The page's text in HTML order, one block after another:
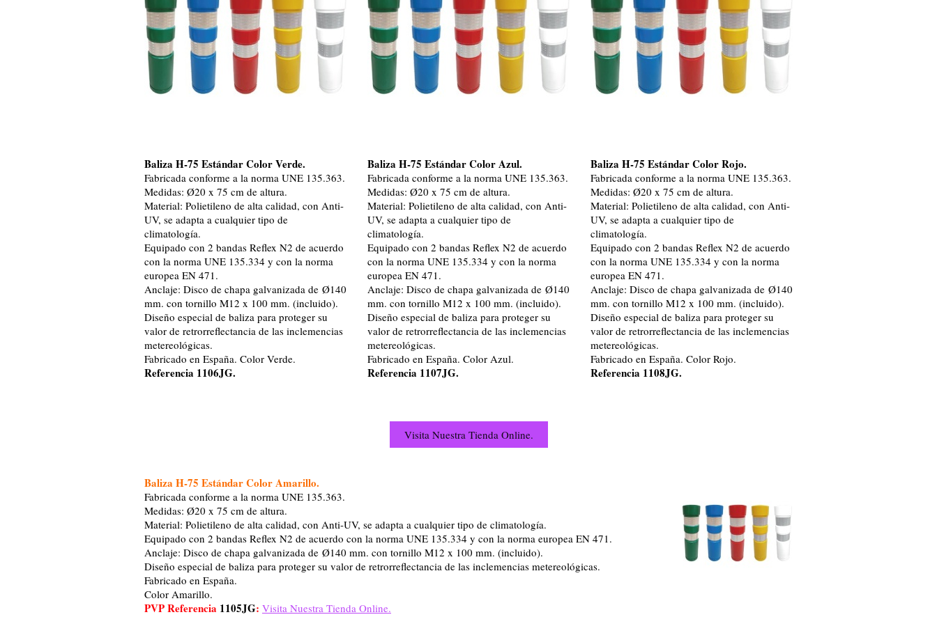
Baliza H-75 Estándar Color Verde.
Fabricada conforme a la norma UNE 135.363.
Medidas: Ø20 x 75 cm de altura.
Material: Polietileno de alta calidad, con Anti-
UV, se adapta a cualquier tipo de
climatología.
Equipado con 2 bandas Reflex N2 de acuerdo
con la norma UNE 135.334 y con la norma
europea EN 471.
Anclaje: Disco de chapa galvanizada de Ø140
mm. con tornillo M12 x 100 mm. (incluido).
Diseño especial de baliza para proteger su
valor de retrorreflectancia de las inclemencias
metereológicas.
Fabricado en España. Color Verde.
Referencia 1106JG.
Baliza H-75 Estándar Color Azul.
Fabricada conforme a la norma UNE 135.363.
Medidas: Ø20 x 75 cm de altura.
Material: Polietileno de alta calidad, con Anti-
UV, se adapta a cualquier tipo de
climatología.
Equipado con 2 bandas Reflex N2 de acuerdo
con la norma UNE 135.334 y con la norma
europea EN 471.
Anclaje: Disco de chapa galvanizada de Ø140
mm. con tornillo M12 x 100 mm. (incluido).
Diseño especial de baliza para proteger su
valor de retrorreflectancia de las inclemencias
metereológicas.
Fabricado en España. Color Azul.
Referencia 1107JG.
Baliza H-75 Estándar Color Rojo.
Fabricada conforme a la norma UNE 135.363.
Medidas: Ø20 x 75 cm de altura.
Material: Polietileno de alta calidad, con Anti-
UV, se adapta a cualquier tipo de
climatología.
Equipado con 2 bandas Reflex N2 de acuerdo
con la norma UNE 135.334 y con la norma
europea EN 471.
Anclaje: Disco de chapa galvanizada de Ø140
mm. con tornillo M12 x 100 mm. (incluido).
Diseño especial de baliza para proteger su
valor de retrorreflectancia de las inclemencias
metereológicas.
Fabricado en España. Color Rojo.
Referencia 1108JG.
Visita Nuestra Tienda Online.
Baliza H-75 Estándar Color Amarillo.
Fabricada conforme a la norma UNE 135.363.
Medidas: Ø20 x 75 cm de altura.
Material: Polietileno de alta calidad, con Anti-UV, se adapta a cualquier tipo de climatología.
Equipado con 2 bandas Reflex N2 de acuerdo con la norma UNE 135.334 y con la norma europea EN 471.
Anclaje: Disco de chapa galvanizada de Ø140 mm. con tornillo M12 x 100 mm. (incluido).
Diseño especial de baliza para proteger su valor de retrorreflectancia de las inclemencias metereológicas.
Fabricado en España.
Color Amarillo.
PVP Referencia 1105JG: Visita Nuestra Tienda Online.